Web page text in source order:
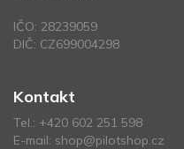
IČO: 28239059
DIČ: CZ699004298
Kontakt
Tel.: +420 602 251 598
E-mail: shop@pilotshop.cz